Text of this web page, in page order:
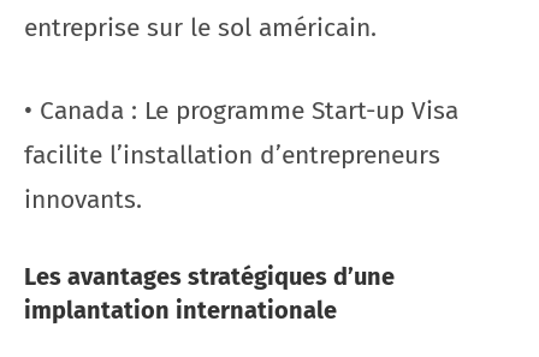
entreprise sur le sol américain.
• Canada : Le programme Start-up Visa
facilite l’installation d’entrepreneurs
innovants.
Les avantages stratégiques d’une
implantation internationale